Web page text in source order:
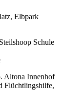
Elbpark
Schule
Altona Innenhof
Flüchtlingshilfe,